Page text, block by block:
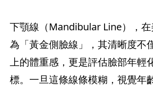
下顎線（Mandibular Line），
為「黃金側臉線」，其清晰度不
上的體重感，更是評估臉部年輕
標。一旦這條線條模糊，視覺年